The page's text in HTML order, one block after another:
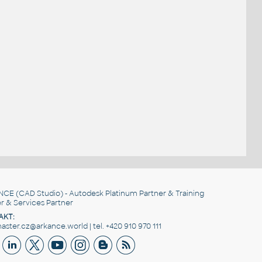
(CAD Studio) - Autodesk Platinum Partner & Training
& Services Partner
| tel. +420 910 970 111